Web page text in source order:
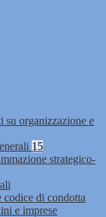
organizzazione e
15
strategico-
codice di condotta
e imprese